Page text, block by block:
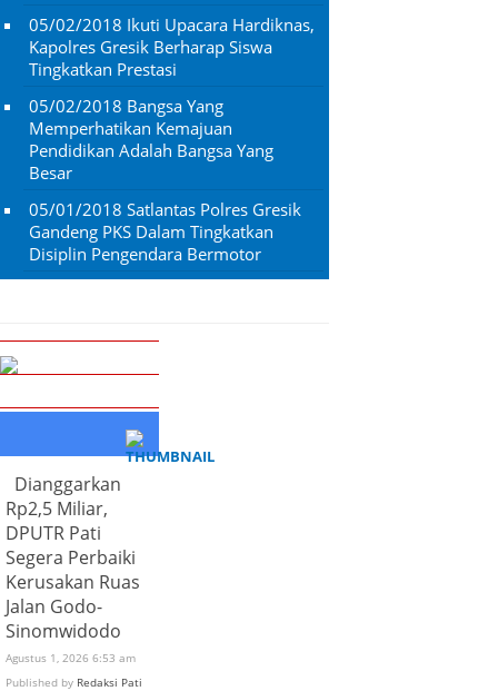
05/02/2018 Ikuti Upacara Hardiknas,
Kapolres Gresik Berharap Siswa
Tingkatkan Prestasi
05/02/2018 Bangsa Yang
Memperhatikan Kemajuan
Pendidikan Adalah Bangsa Yang
Besar
05/01/2018 Satlantas Polres Gresik
Gandeng PKS Dalam Tingkatkan
Disiplin Pengendara Bermotor
Dianggarkan
Rp2,5 Miliar,
DPUTR Pati
Segera Perbaiki
Kerusakan Ruas
Jalan Godo-
Sinomwidodo
Agustus 1, 2026 6:53 am
Published by Redaksi Pati